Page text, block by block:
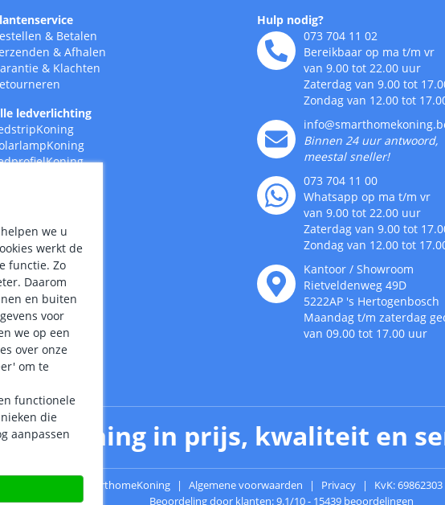
& Betalen
& Afhalen
& Klachten
ledverlichting
Hulp nodig?
073 704 11 02
Bereikbaar op ma t/m vr
van 9.00 tot 22.00 uur
Zaterdag van 9.00 tot
Zondag van 12.00 tot
Binnen 24 uur antwoord,
meestal sneller!
073 704 11 00
Whatsapp op ma t/m vr
van 9.00 tot 22.00 uur
Zaterdag van 9.00 tot
Zondag van 12.00 tot
Kantoor / Showroom
Rietveldenweg 49D
5222AP 's Hertogenbosch
Maandag t/m zaterdag
van 09.00 tot 17.00 uur
"Koning in prijs, kwaliteit en
SmarthomeKoning Algemene voorwaarden Privacy KvK: 69862303
Beoordeling door klanten:9.1/10- 15439 beoordelingen
we u
werkt de
functie. Zo
Daarom
en buiten
voor
we op een
over onze
om te
functionele
die
aanpassen